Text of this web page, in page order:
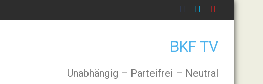
BKF TV
Unabhängig – Parteifrei – Neutral